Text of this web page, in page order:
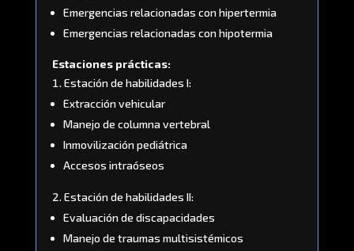
Emergencias relacionadas con hipertermia
Emergencias relacionadas con hipotermia
Estaciones prácticas:
Estación de habilidades I:
Extracción vehicular
Manejo de columna vertebral
Inmovilización pediátrica
Accesos intraóseos
Estación de habilidades II:
Evaluación de discapacidades
Manejo de traumas multisistémicos